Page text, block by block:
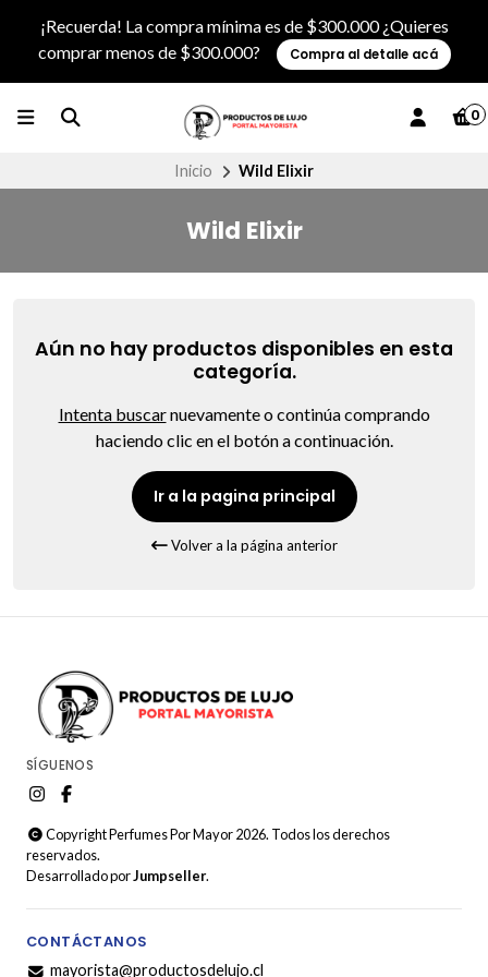
¡Recuerda! La compra mínima es de $300.000 ¿Quieres
comprar menos de $300.000?
Compra al detalle acá
0
Inicio Wild Elixir
Wild Elixir
Aún no hay productos disponibles en esta
categoría.
Intenta buscarnuevamente o continúa comprando
haciendo clic en el botón a continuación.
Ir a la pagina principal
Volver a la página anterior
SÍGUENOS
Copyright Perfumes Por Mayor 2026. Todos los derechos
reservados.
Desarrollado porJumpseller.
CONTÁCTANOS
mayorista@productosdelujo.cl